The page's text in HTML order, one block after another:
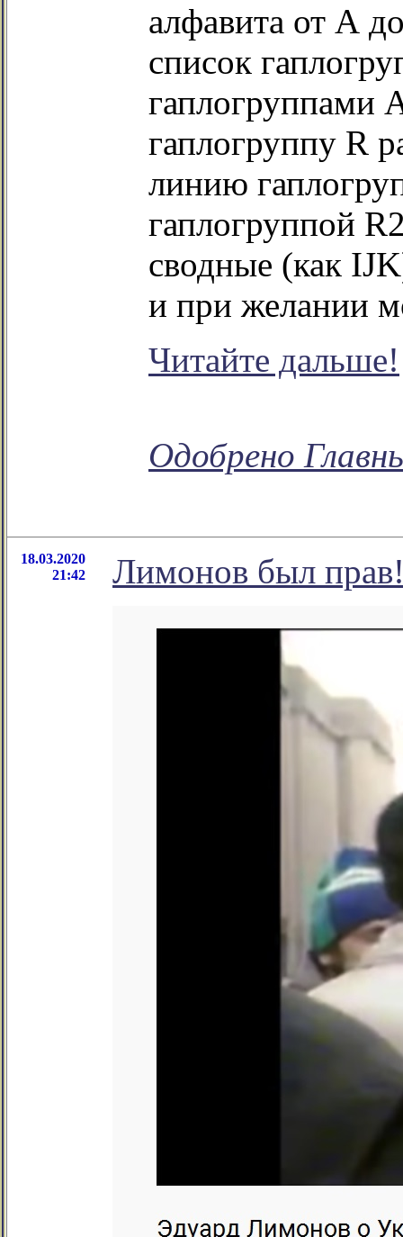
алфавита от А
список
гаплогруппами
гаплогруппу R
линию
гаплогруппой
сводные (как
и при желании
Читайте дальше!
Одобрено
18.03.2020
21:42
Лимонов был